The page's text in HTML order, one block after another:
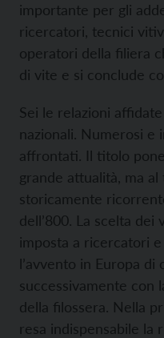
importante per gli
ricercatori, tecnici
operatori della filiera
di vite e si conclude
Sei le relazioni
nazionali. Numerosi e
affrontati. Il titolo
grande attualità, ma al
storicamente
dell’800. La scelta
imposta a ricercatori
l’avvento in Europa di
successivamente con
della filossera. Nella
resa indispensabile